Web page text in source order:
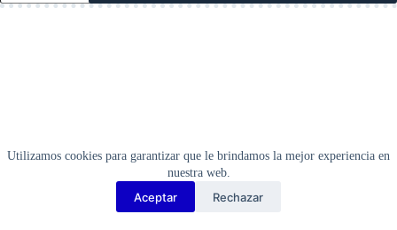
Utilizamos cookies para garantizar que le brindamos la mejor experiencia en
nuestra web.
Aceptar Rechazar
Copyright Barbosa Tools©